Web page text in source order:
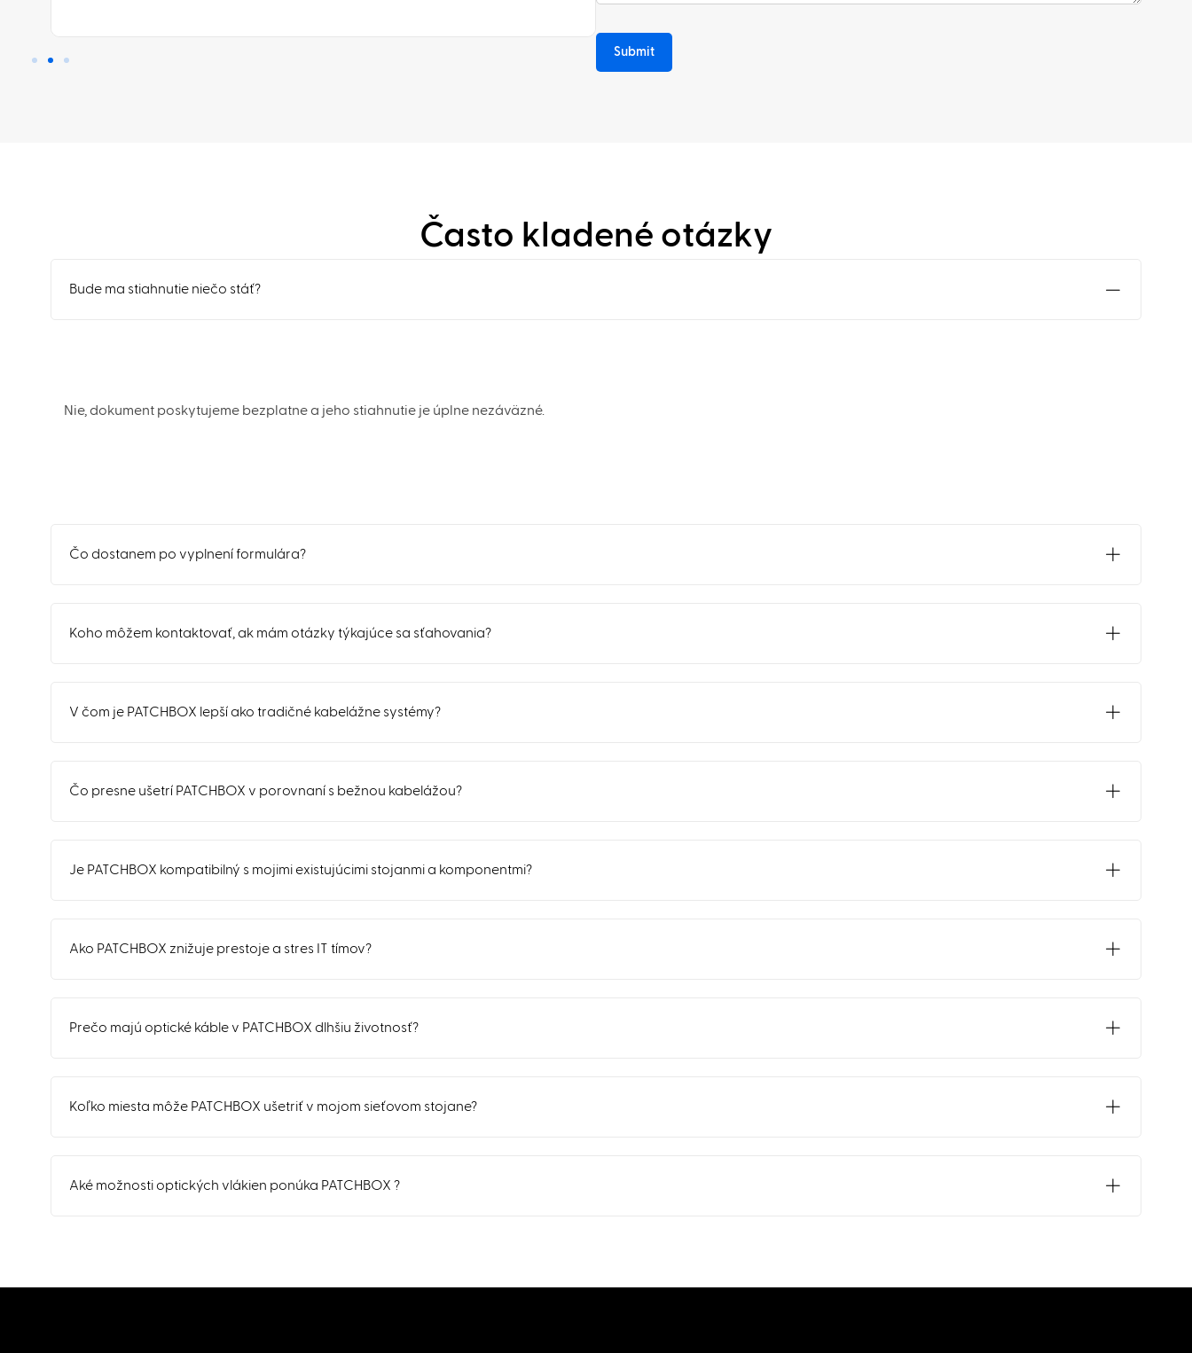
Submit
Často kladené otázky
Bude ma stiahnutie niečo stáť?
Nie, dokument poskytujeme bezplatne a jeho stiahnutie je úplne nezáväzné.
Čo dostanem po vyplnení formulára?
Koho môžem kontaktovať, ak mám otázky týkajúce sa sťahovania?
V čom je PATCHBOX lepší ako tradičné kabelážne systémy?
Čo presne ušetrí PATCHBOX v porovnaní s bežnou kabelážou?
Je PATCHBOX kompatibilný s mojimi existujúcimi stojanmi a komponentmi?
Ako PATCHBOX znižuje prestoje a stres IT tímov?
Prečo majú optické káble v PATCHBOX dlhšiu životnosť?
Koľko miesta môže PATCHBOX ušetriť v mojom sieťovom stojane?
Aké možnosti optických vlákien ponúka PATCHBOX ?